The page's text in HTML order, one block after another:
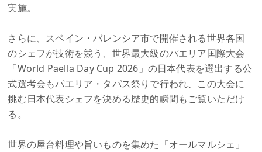
実施。
さらに、スペイン・バレンシア市で開催される世界各国
のシェフが技術を競う、世界最大級のパエリア国際大会
「World Paella Day Cup 2026」の日本代表を選出する公
式選考会もパエリア・タパス祭りで行われ、この大会に
挑む日本代表シェフを決める歴史的瞬間もご覧いただけ
る。
世界の屋台料理や旨いものを集めた「オールマルシェ」